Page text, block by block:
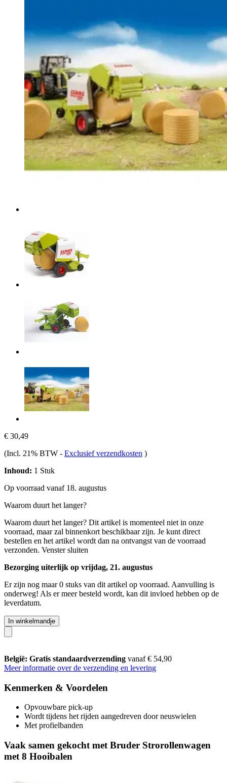
€ 30,49
(Incl. 21% BTW - Exclusief verzendkosten )
Inhoud: 1 Stuk
Op voorraad vanaf 18. augustus
Waarom duurt het langer?
Waarom duurt het langer? Dit artikel is momenteel niet in onze
voorraad, maar zal binnenkort beschikbaar zijn. Je kunt direct
bestellen en het artikel wordt dan na ontvangst van de voorraad
verzonden. Venster sluiten
Bezorging uiterlijk op vrijdag, 21. augustus
Er zijn nog maar 0 stuks van dit artikel op voorraad. Aanvulling is
onderweg! Als er meer besteld wordt, kan dit invloed hebben op de
leverdatum.
In winkelmandje
België: Gratis standaardverzending vanaf € 54,90
Meer informatie over de verzending en levering
Kenmerken & Voordelen
Opvouwbare pick-up
Wordt tijdens het rijden aangedreven door neuswielen
Met profielbanden
Vaak samen gekocht met Bruder Strorollenwagen
met 8 Hooibalen